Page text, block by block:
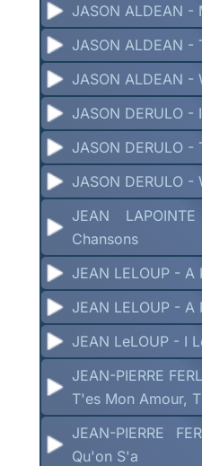
JASON ALDEAN -
JASON ALDEAN -
JASON ALDEAN -
JASON DERULO -
JASON DERULO -
JASON DERULO -
JEAN
Chansons
JEAN LELOUP -
JEAN LELOUP - A
JEAN LeLOUP - I
JEAN-PIERRE
T'es Mon Amour,
JEAN-PIERRE
Qu'on S'a